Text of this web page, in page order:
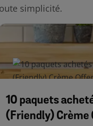
simplicité.
10 paquets
(Friendly) Crème